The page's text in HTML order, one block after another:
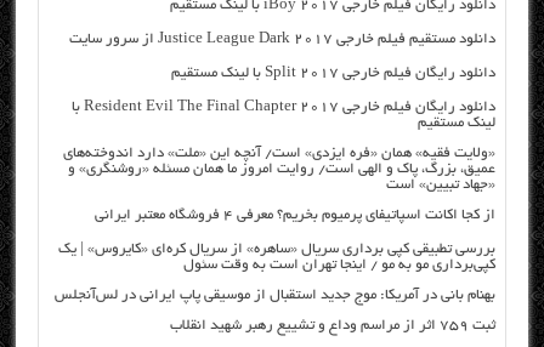
دانلود رایگان فیلم خارجی iBoy 2017 با لینک مستقیم
دانلود مستقیم فیلم خارجی Justice League Dark 2017 از سرور سایت
دانلود رایگان فیلم خارجی Split 2017 با لینک مستقیم
دانلود رایگان فیلم خارجی Resident Evil The Final Chapter 2017 با
لینک مستقیم
«ولایت فقیه» همان «فره ایزدی» است/ آنچه این «ملت» دارد اندوخته‌های
عمیق، بزرگ، پاک و الهی است/ روایت امروز ما همان مسئله «روشنگری» و
«جهاد تبیین» است
از کجا اکانت اسپاتیفای پرمیوم بخریم؟ معرفی ۴ فروشگاه معتبر ایرانی
بررسی تطبیقی کپی برداری سریال «ساهره» از سریال کره‌ای «کایروس» | یک
کپی‌برداری مو به مو / اینجا تهران است به وقت سئول
بهنام بانی در آمریکا: موج جدید استقبال از موسیقی پاپ ایرانی در لس‌آنجلس
ثبت ۷۵۹ اثر از مراسم وداع و تشییع رهبر شهید انقلاب